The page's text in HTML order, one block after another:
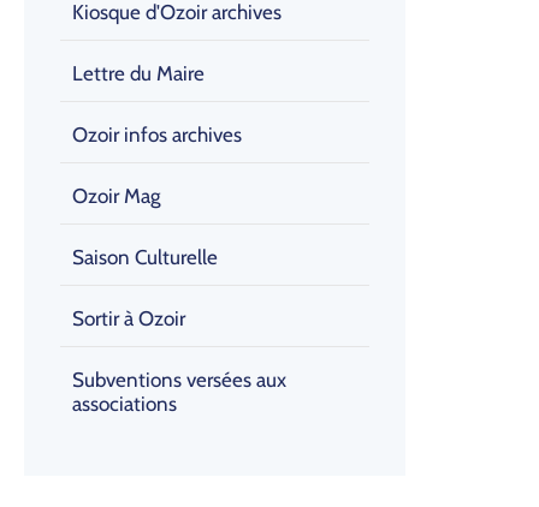
Kiosque d'Ozoir archives
Lettre du Maire
Ozoir infos archives
Ozoir Mag
Saison Culturelle
Sortir à Ozoir
Subventions versées aux
associations